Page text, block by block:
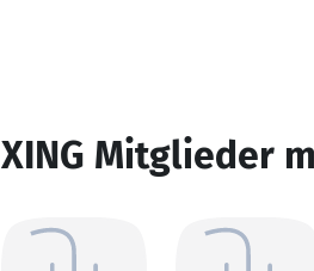
XING Mitglieder